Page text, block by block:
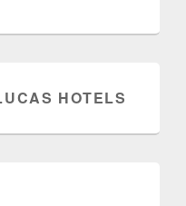
HOTELS